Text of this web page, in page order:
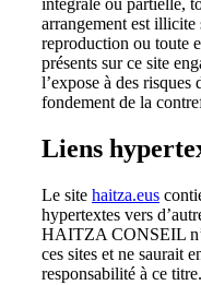
intégrale ou partielle,
arrangement est illicite
reproduction ou toute
présents sur ce site
l’expose à des
fondement de la
Liens
Le site haitza.eus
hypertextes vers
HAITZA CONSEIL
ces sites et ne saurait
responsabilité à ce titre.